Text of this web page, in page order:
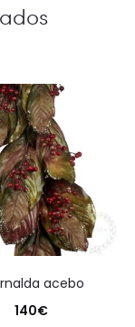
acebo
140€